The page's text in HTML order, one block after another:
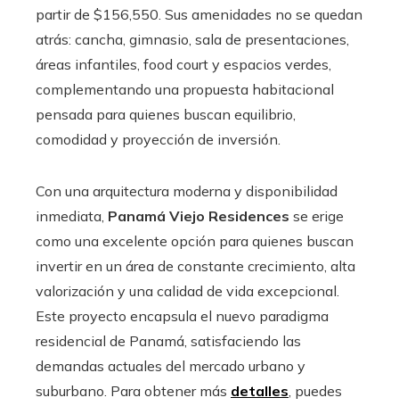
partir de $156,550. Sus amenidades no se quedan
atrás: cancha, gimnasio, sala de presentaciones,
áreas infantiles, food court y espacios verdes,
complementando una propuesta habitacional
pensada para quienes buscan equilibrio,
comodidad y proyección de inversión.
Con una arquitectura moderna y disponibilidad
inmediata, Panamá Viejo Residences se erige
como una excelente opción para quienes buscan
invertir en un área de constante crecimiento, alta
valorización y una calidad de vida excepcional.
Este proyecto encapsula el nuevo paradigma
residencial de Panamá, satisfaciendo las
demandas actuales del mercado urbano y
suburbano. Para obtener más detalles, puedes